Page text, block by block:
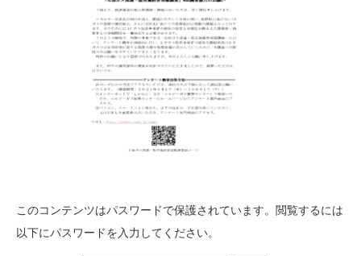
このコンテンツはパスワードで保護されています。閲覧するには
以下にパスワードを入力してください。